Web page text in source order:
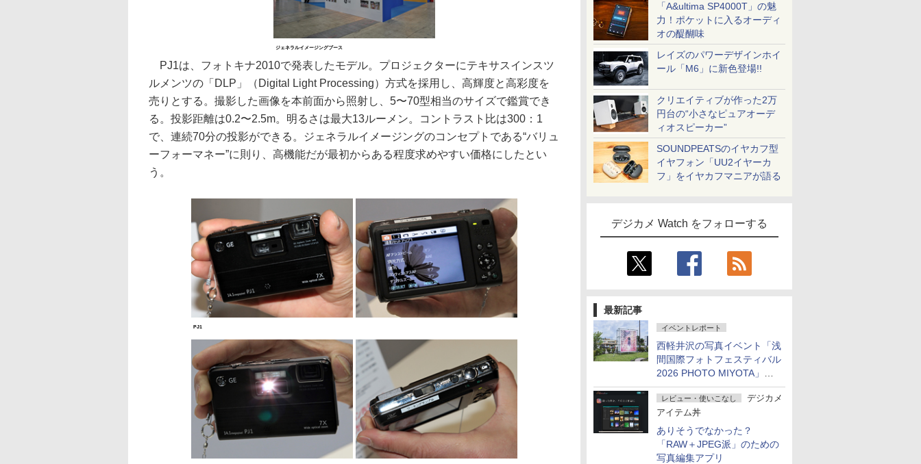
「A&ultima SP4000T」の魅
力！ポケットに入るオーディ
オの醍醐味
レイズのパワーデザインホイ
ール「M6」に新色登場!!
クリエイティブが作った2万
円台の“小さなピュアオーデ
ィオスピーカー”
SOUNDPEATSのイヤカフ型
イヤフォン「UU2イヤーカ
フ」をイヤカフマニアが語る
デジカメ Watch をフォローする
最新記事
イベントレポート
西軽井沢の写真イベント「浅
間国際フォトフェスティバル
2026 PHOTO MIYOTA」が
開幕
レビュー・使いこなし
デジカメ
アイテム丼
ありそうでなかった？
「RAW＋JPEG派」のための
写真編集アプリ
ジェネラルイメージングブース
PJ1は、フォトキナ2010で発表したモデル。プロジェクターにテキサスインスツ
ルメンツの「DLP」（Digital Light Processing）方式を採用し、高輝度と高彩度を
売りとする。撮影した画像を本前面から照射し、5〜70型相当のサイズで鑑賞でき
る。投影距離は0.2〜2.5m。明るさは最大13ルーメン。コントラスト比は300：1
で、連続70分の投影ができる。ジェネラルイメージングのコンセプトである“バリュ
ーフォーマネー”に則り、高機能だが最初からある程度求めやすい価格にしたとい
う。
PJ1